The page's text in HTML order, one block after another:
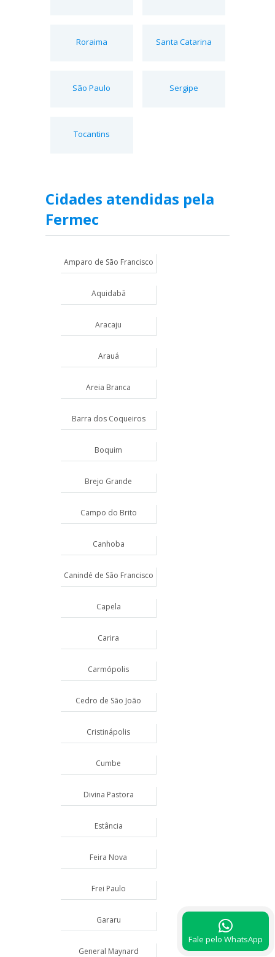
Roraima Santa Catarina
São Paulo Sergipe
Tocantins
Cidades atendidas pela
Fermec
Amparo de São Francisco
Aquidabã
Aracaju
Arauá
Areia Branca
Barra dos Coqueiros
Boquim
Brejo Grande
Campo do Brito
Canhoba
Canindé de São Francisco
Capela
Carira
Carmópolis
Cedro de São João
Cristinápolis
Cumbe
Divina Pastora
Estância
Feira Nova
Frei Paulo
Gararu
General Maynard
Fale pelo WhatsApp